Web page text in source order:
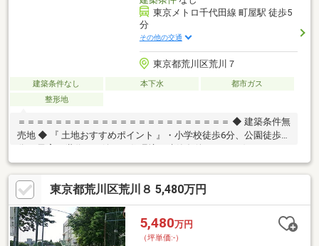
東京メトロ千代田線 町屋駅 徒歩5
分
その他の交通
東京都荒川区荒川７
建築条件なし 本下水
都市ガス
整形地
＝＝＝＝＝＝＝＝＝＝＝＝＝＝＝＝＝＝＝＝＝＝＝ ◆ 建築条件無
売地 ◆ 『 土地おすすめポイント 』・小学校徒歩6分、公園徒歩4
スメーカーで建築可能です。・仕様・間取り相談可 … ライフスタ
イルに合わせた設計対応・東側接道につき陽当り良好♪『 ロケー
ション 』・町屋駅、荒川七丁目駅利用可 … 通勤・通学もスムー
ズ・都心へ軽快アクセス … 暮らしの幅が広がる立地『 サポート内
容 』・仕様書のご案内・間取り／資金計画のご相談可能＝＝＝＝
＝＝＝＝＝＝＝＝＝＝＝＝＝＝＝＝＝＝＝
東京都荒川区荒川８ 5,480万円
5,480万円
（坪単価:-）